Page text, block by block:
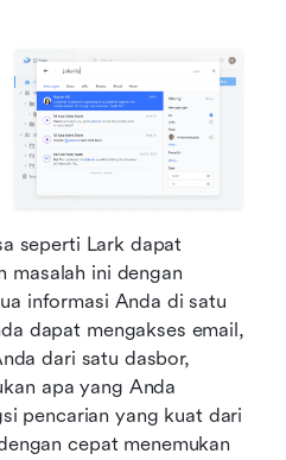
seperti Lark dapat
masalah ini dengan
informasi Anda di satu
dapat mengakses email,
dari satu dasbor,
apa yang Anda
pencarian yang kuat dari
cepat menemukan